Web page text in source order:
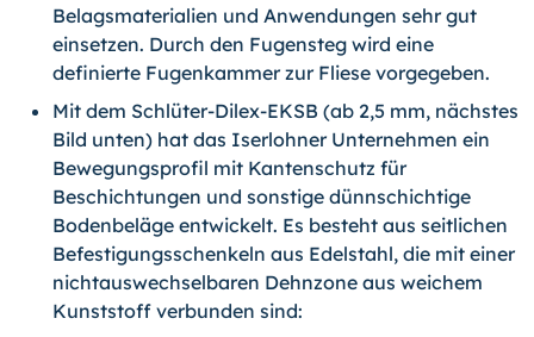
Belagsmaterialien und Anwendungen sehr gut
einsetzen. Durch den Fugensteg wird eine
definierte Fugenkammer zur Fliese vorgegeben.
Mit dem Schlüter-Dilex-EKSB (ab 2,5 mm, nächstes
Bild unten) hat das Iserlohner Unternehmen ein
Bewegungsprofil mit Kantenschutz für
Beschichtungen und sonstige dünnschichtige
Bodenbeläge entwickelt. Es besteht aus seitlichen
Befestigungsschenkeln aus Edelstahl, die mit einer
nichtauswechselbaren Dehnzone aus weichem
Kunststoff verbunden sind: